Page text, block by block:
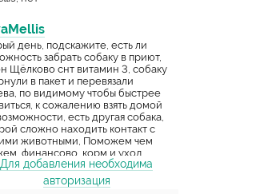
Для добавления необходима
авторизация